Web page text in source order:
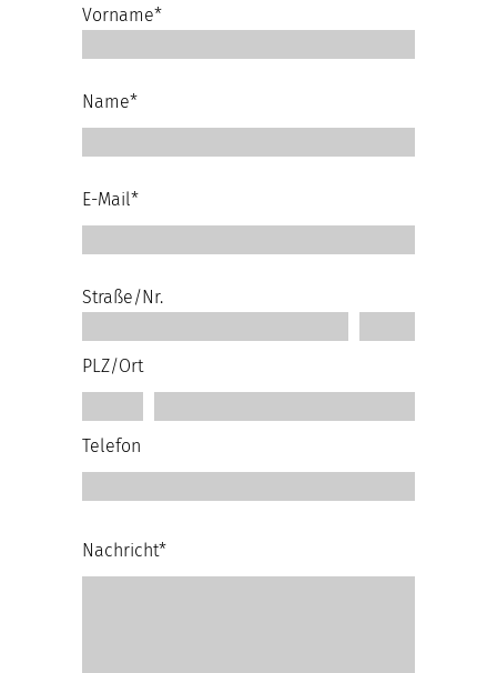
Vorname*
Name*
E-Mail*
Straße/Nr.
PLZ/Ort
Telefon
Nachricht*